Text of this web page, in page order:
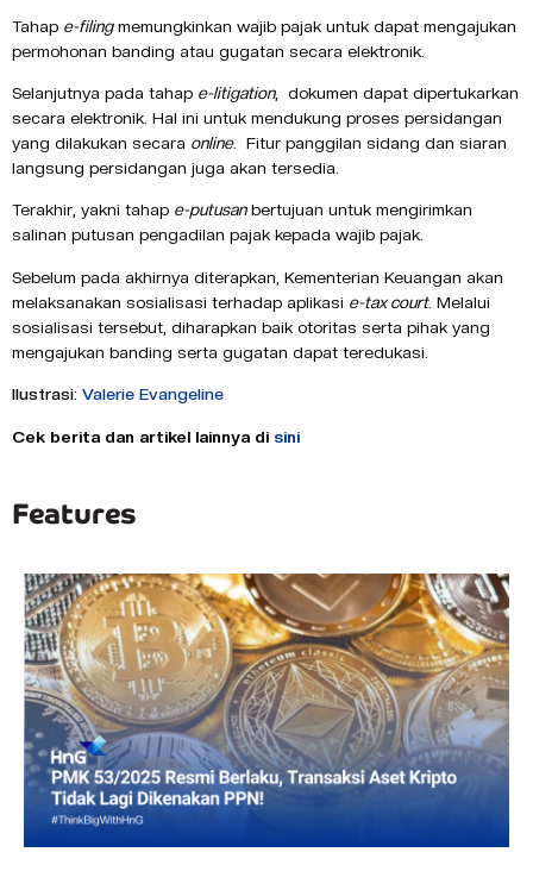
Tahap e-filingmemungkinkan wajib pajak untuk dapat mengajukan
permohonan banding atau gugatan secara elektronik.
Selanjutnya pada tahap e-litigation, dokumen dapat dipertukarkan
secara elektronik. Hal ini untuk mendukung proses persidangan
yang dilakukan secara online. Fitur panggilan sidang dan siaran
langsung persidangan juga akan tersedia.
Terakhir, yakni tahap e-putusanbertujuan untuk mengirimkan
salinan putusan pengadilan pajak kepada wajib pajak.
Sebelum pada akhirnya diterapkan, Kementerian Keuangan akan
melaksanakan sosialisasi terhadap aplikasi e-tax court. Melalui
sosialisasi tersebut, diharapkan baik otoritas serta pihak yang
mengajukan banding serta gugatan dapat teredukasi.
Ilustrasi: Valerie Evangeline
Cek berita dan artikel lainnya di sini
Features